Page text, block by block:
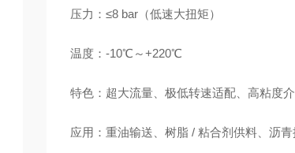
压力：≤8 bar（低速大扭矩）
温度：-10℃～+220℃
特色：超大流量、极低转速适配、高粘度
应用：重油输送、树脂 / 粘合剂供料、沥